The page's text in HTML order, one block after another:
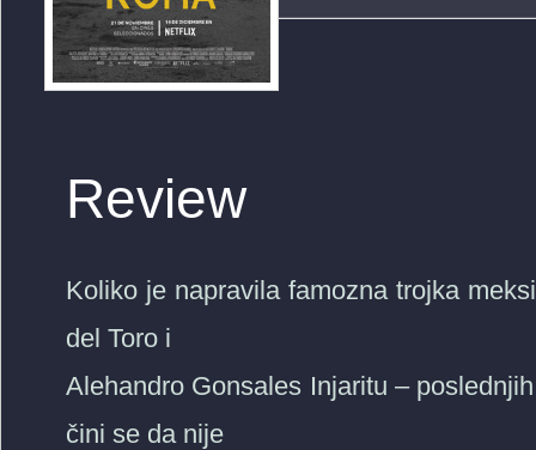
Review
Koliko je napravila famozna trojka
del Toro i
Alehandro Gonsales Injaritu –
čini se da nije